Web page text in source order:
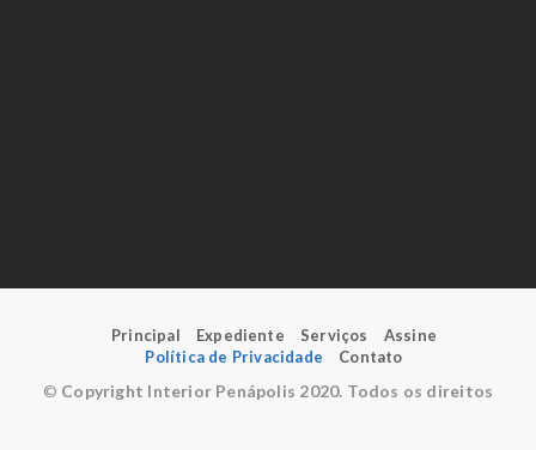
Principal Expediente Serviços
Assine
Política de Privacidade
Contato
© Copyright Interior Penápolis 2020. Todos os direitos